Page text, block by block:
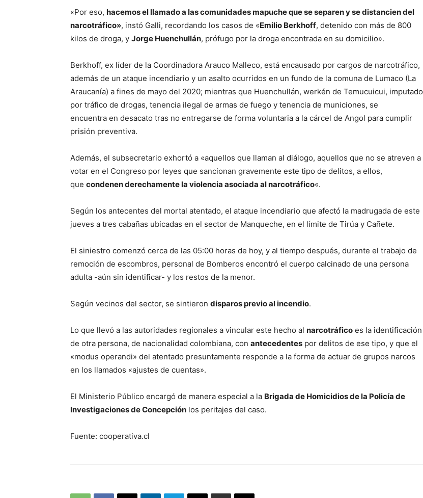
«Por eso, hacemos el llamado a las comunidades mapuche que se separen y se distancien del
narcotráfico», instó Galli, recordando los casos de «Emilio Berkhoff, detenido con más de 800
kilos de droga, y Jorge Huenchullán, prófugo por la droga encontrada en su domicilio».
Berkhoff, ex líder de la Coordinadora Arauco Malleco, está encausado por cargos de narcotráfico,
además de un ataque incendiario y un asalto ocurridos en un fundo de la comuna de Lumaco (La
Araucanía) a fines de mayo del 2020; mientras que Huenchullán, werkén de Temucuicui, imputado
por tráfico de drogas, tenencia ilegal de armas de fuego y tenencia de municiones, se
encuentra en desacato tras no entregarse de forma voluntaria a la cárcel de Angol para cumplir
prisión preventiva.
Además, el subsecretario exhortó a «aquellos que llaman al diálogo, aquellos que no se atreven a
votar en el Congreso por leyes que sancionan gravemente este tipo de delitos, a ellos,
que condenen derechamente la violencia asociada al narcotráfico«.
Según los antecentes del mortal atentado, el ataque incendiario que afectó la madrugada de este
jueves a tres cabañas ubicadas en el sector de Manqueche, en el límite de Tirúa y Cañete.
El siniestro comenzó cerca de las 05:00 horas de hoy, y al tiempo después, durante el trabajo de
remoción de escombros, personal de Bomberos encontró el cuerpo calcinado de una persona
adulta -aún sin identificar- y los restos de la menor.
Según vecinos del sector, se sintieron disparos previo al incendio.
Lo que llevó a las autoridades regionales a vincular este hecho al narcotráfico es la identificación
de otra persona, de nacionalidad colombiana, con antecedentes por delitos de ese tipo, y que el
«modus operandi» del atentado presuntamente responde a la forma de actuar de grupos narcos
en los llamados «ajustes de cuentas».
El Ministerio Público encargó de manera especial a la Brigada de Homicidios de la Policía de
Investigaciones de Concepción los peritajes del caso.
Fuente: cooperativa.cl